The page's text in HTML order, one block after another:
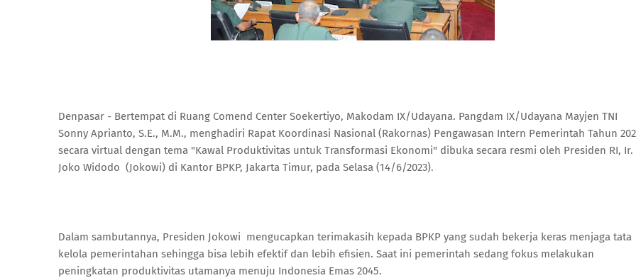
Denpasar - Bertempat di Ruang Comend Center Soekertiyo, Makodam IX/Udayana. Pangdam IX/Udayana Mayjen TNI
Sonny Aprianto, S.E., M.M., menghadiri Rapat Koordinasi Nasional (Rakornas) Pengawasan Intern Pemerintah Tahun
secara virtual dengan tema "Kawal Produktivitas untuk Transformasi Ekonomi" dibuka secara resmi oleh Presiden RI, Ir.
Joko Widodo (Jokowi) di Kantor BPKP, Jakarta Timur, pada Selasa (14/6/2023).
Dalam sambutannya, Presiden Jokowi mengucapkan terimakasih kepada BPKP yang sudah bekerja keras menjaga tata
kelola pemerintahan sehingga bisa lebih efektif dan lebih efisien. Saat ini pemerintah sedang fokus melakukan
peningkatan produktivitas utamanya menuju Indonesia Emas 2045.